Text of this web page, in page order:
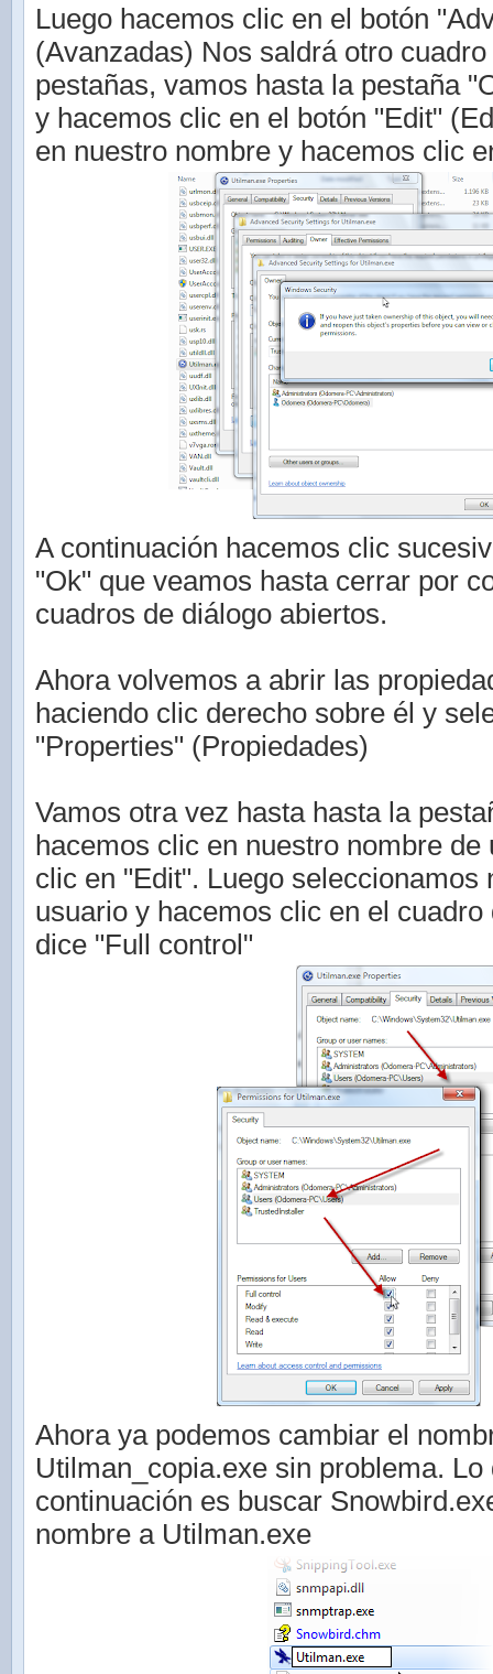
Luego hacemos clic en el botón
(Avanzadas) Nos saldrá otro
pestañas, vamos hasta la pestaña
y hacemos clic en el botón "Edit"
en nuestro nombre y hacemos clic
A continuación hacemos clic
"Ok" que veamos hasta cerrar por
cuadros de diálogo abiertos.
Ahora volvemos a abrir las
haciendo clic derecho sobre él y
"Properties" (Propiedades)
Vamos otra vez hasta hasta la
hacemos clic en nuestro nombre
clic en "Edit". Luego seleccionamos
usuario y hacemos clic en el
dice "Full control"
Ahora ya podemos cambiar el
Utilman_copia.exe sin problema.
continuación es buscar
nombre a Utilman.exe